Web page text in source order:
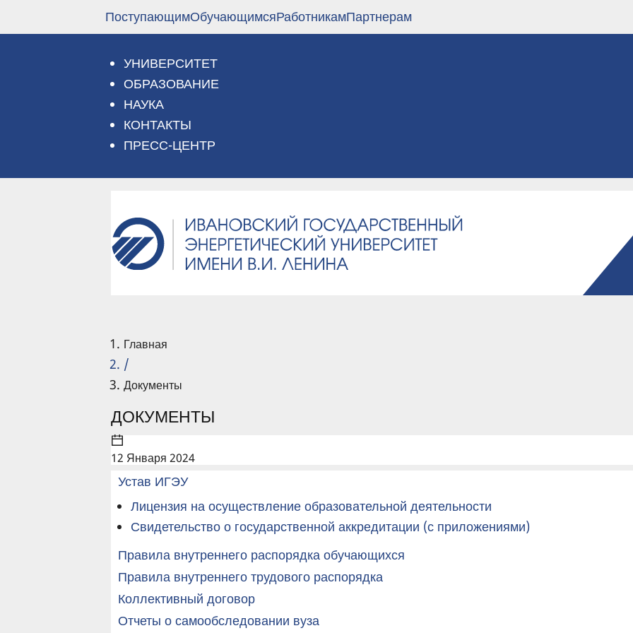
основному
ПоступающимОбучающимсяРаботникамПартнерам
УНИВЕРСИТЕТ
ОБРАЗОВАНИЕ
НАУКА
КОНТАКТЫ
ПРЕСС-ЦЕНТР
Главная
/
Документы
ДОКУМЕНТЫ
12 Января 2024
Устав ИГЭУ
Лицензия на осуществление образовательной деятельности
Свидетельство о государственной аккредитации (с приложениями)
Правила внутреннего распорядка обучающихся
Правила внутреннего трудового распорядка
Коллективный договор
Отчеты о самообследовании вуза